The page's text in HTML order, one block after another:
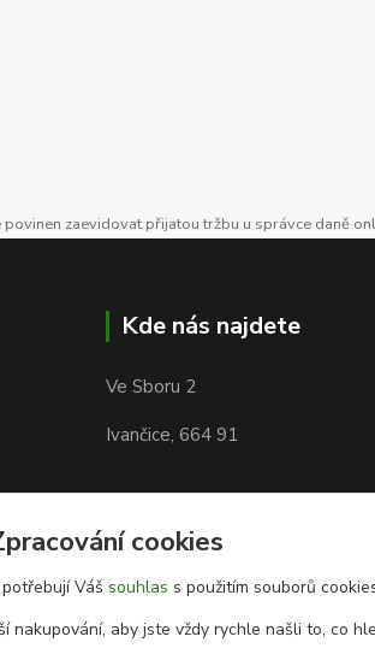
zaevidovat přijatou tržbu u správce daně
Kde nás najdete
Ve Sboru 2
Ivančice, 664 91
cookies
Váš souhlas s použitím souborů
nakupování, aby jste vždy rychle našli to, co